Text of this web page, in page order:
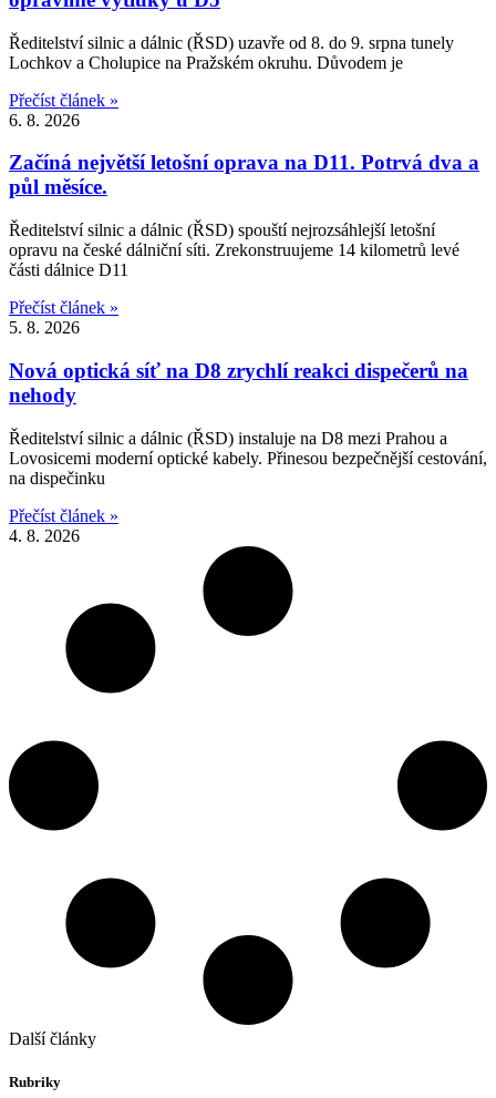
Ředitelství silnic a dálnic (ŘSD) uzavře od 8. do 9. srpna tunely
Lochkov a Cholupice na Pražském okruhu. Důvodem je
Přečíst článek »
6. 8. 2026
Začíná největší letošní oprava na D11. Potrvá dva a
půl měsíce.
Ředitelství silnic a dálnic (ŘSD) spouští nejrozsáhlejší letošní
opravu na české dálniční síti. Zrekonstruujeme 14 kilometrů levé
části dálnice D11
Přečíst článek »
5. 8. 2026
Nová optická síť na D8 zrychlí reakci dispečerů na
nehody
Ředitelství silnic a dálnic (ŘSD) instaluje na D8 mezi Prahou a
Lovosicemi moderní optické kabely. Přinesou bezpečnější cestování,
na dispečinku
Přečíst článek »
4. 8. 2026
Další články
Rubriky